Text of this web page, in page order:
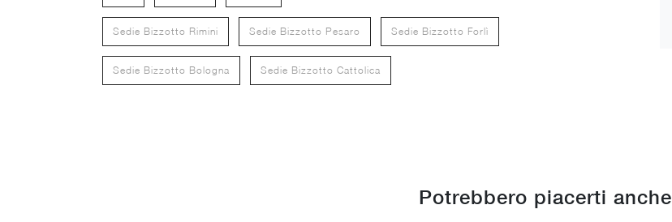
Sedie Bizzotto Rimini Sedie Bizzotto Pesaro Sedie Bizzotto Forlì
Sedie Bizzotto Bologna Sedie Bizzotto Cattolica
Potrebbero piacerti anche